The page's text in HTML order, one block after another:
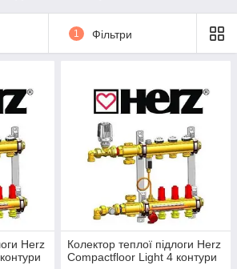
1 Фільтри
Herz
Колектор теплої підлоги Herz
Compactfloor Light 4 контури